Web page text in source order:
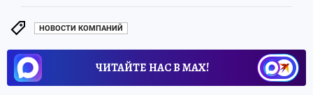
НОВОСТИ КОМПАНИЙ
ЧИТАЙТЕ НАС В МАХ!